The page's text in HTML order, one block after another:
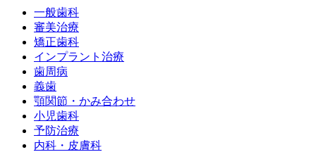
一般歯科
審美治療
矯正歯科
インプラント治療
歯周病
義歯
顎関節・かみ合わせ
小児歯科
予防治療
内科・皮膚科